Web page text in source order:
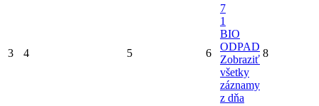
3 4 5 6
7
1
BIO
ODPAD
Zobraziť
všetky
záznamy
z dňa
8